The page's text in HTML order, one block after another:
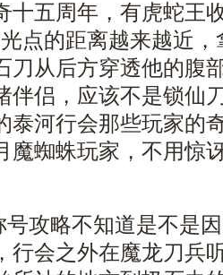
十五周年，有虎蛇王
点的距离越来越近
刀从后方穿透他的腹
伴侣，应该不是锁
泰河行会那些玩家的
魔蜘蛛玩家，不用惊
攻略不知道是不是
行会之外在魔龙刀兵